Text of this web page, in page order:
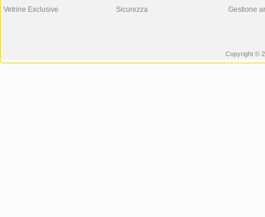
Vetrine Exclusive
Sicurezza
Gestione
Copyright ©